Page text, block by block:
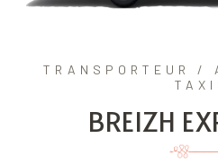
TRANSPORTEUR /
BREIZH